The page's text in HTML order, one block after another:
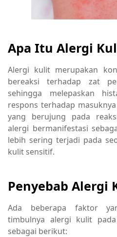
Apa Itu Alergi
Alergi kulit merupakan
bereaksi terhadap zat
sehingga melepaskan
respons terhadap
yang berujung pada
alergi bermanifestasi
lebih sering terjadi pada
kulit sensitif.
Penyebab Alergi
Ada beberapa faktor
timbulnya alergi kulit
sebagai berikut: